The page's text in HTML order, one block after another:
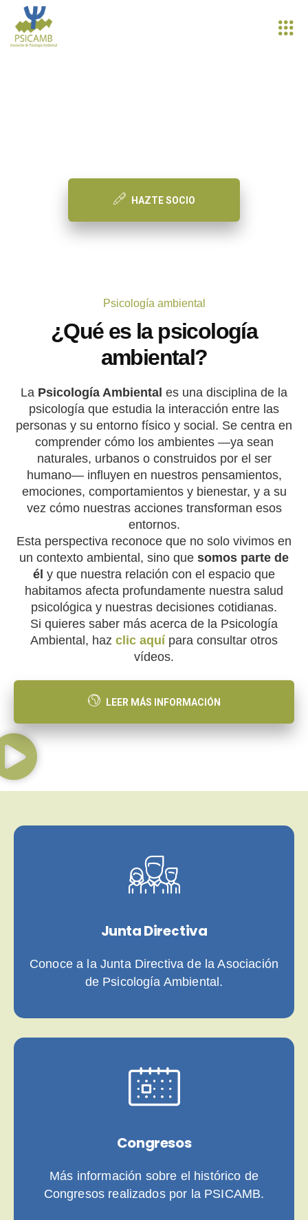
HAZTE SOCIO
Psicología ambiental
¿Qué es la psicología
ambiental?
La Psicología Ambiental es una disciplina de la
psicología que estudia la interacción entre las
personas y su entorno físico y social. Se centra en
comprender cómo los ambientes —ya sean
naturales, urbanos o construidos por el ser
humano— influyen en nuestros pensamientos,
emociones, comportamientos y bienestar, y a su
vez cómo nuestras acciones transforman esos
entornos.
Esta perspectiva reconoce que no solo vivimos en
un contexto ambiental, sino que somos parte de
él y que nuestra relación con el espacio que
habitamos afecta profundamente nuestra salud
psicológica y nuestras decisiones cotidianas.
Si quieres saber más acerca de la Psicología
Ambiental, haz clic aquí para consultar otros
vídeos.
LEER MÁS INFORMACIÓN
Junta Directiva
Conoce a la Junta Directiva de la Asociación
de Psicología Ambiental.
Congresos
Más información sobre el histórico de
Congresos realizados por la PSICAMB.